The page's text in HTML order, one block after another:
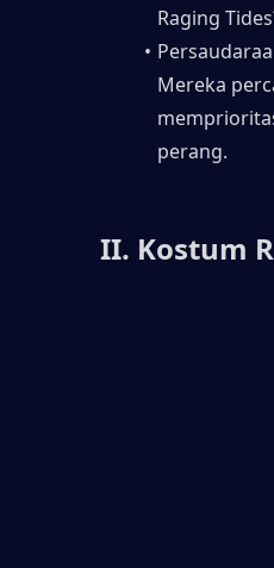
Raging
Mereka
perang.
II. Kostum